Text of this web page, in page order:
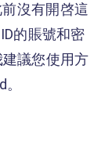
沒有開啓這
的賬號和密
議您使用方